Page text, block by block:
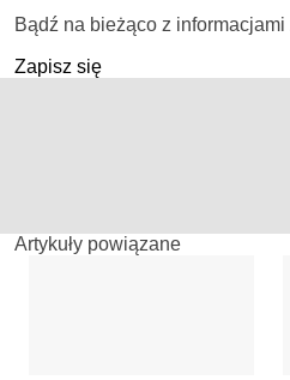
Bądź na bieżąco z
Zapisz się
Artykuły powiązane